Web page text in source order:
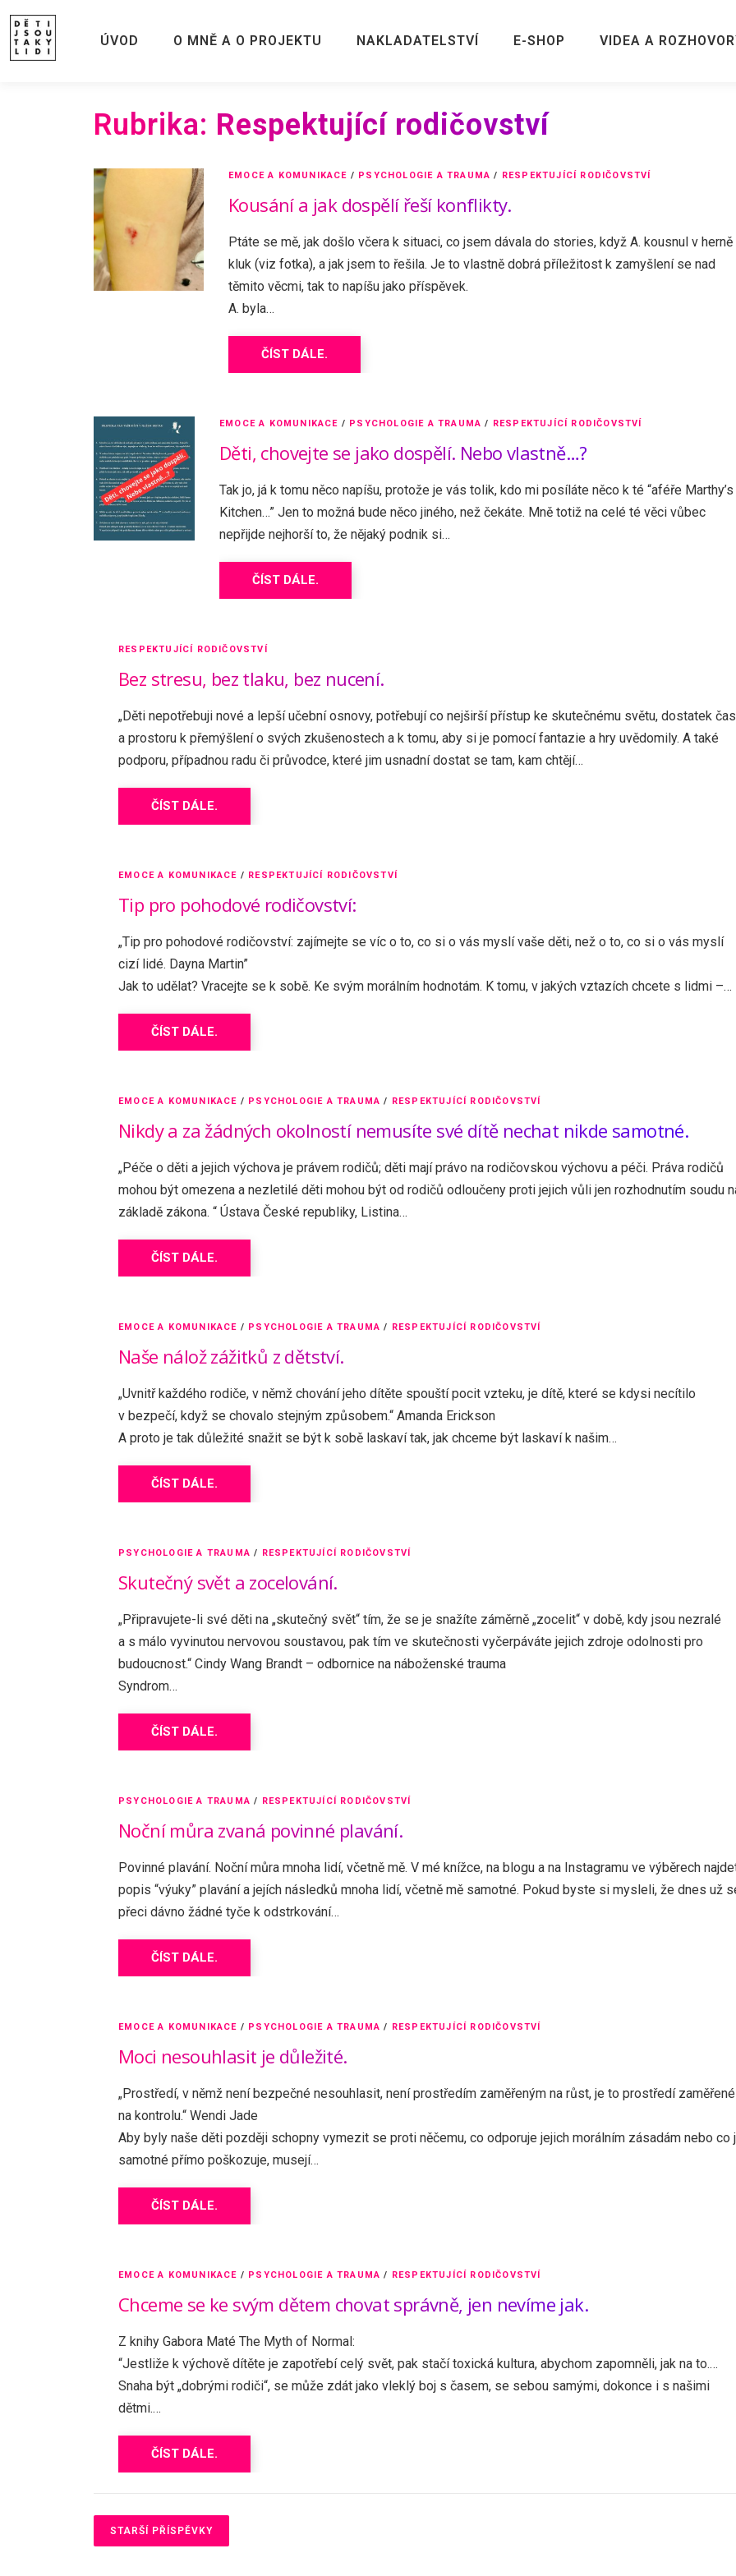
content
ÚVOD O MNĚ A O PROJEKTU NAKLADATELSTVÍ E-SHOP VIDEA A
Rubrika: Respektující rodičovství
EMOCE A KOMUNIKACE / PSYCHOLOGIE A TRAUMA / RESPEKTUJÍCÍ RODIČOVSTVÍ
Kousání a jak dospělí řeší konflikty.
Ptáte se mě, jak došlo včera k situaci, co jsem dávala do stories, když A. kousnul v herně
kluk (viz fotka), a jak jsem to řešila. Je to vlastně dobrá příležitost k zamyšlení se nad
těmito věcmi, tak to napíšu jako příspěvek.
A. byla…
ČÍST DÁLE.
EMOCE A KOMUNIKACE / PSYCHOLOGIE A TRAUMA / RESPEKTUJÍCÍ RODIČOVSTVÍ
Děti, chovejte se jako dospělí. Nebo vlastně…?
Tak jo, já k tomu něco napíšu, protože je vás tolik, kdo mi posíláte něco k té “aféře Marthy’s
Kitchen…” Jen to možná bude něco jiného, než čekáte. Mně totiž na celé té věci vůbec
nepřijde nejhorší to, že nějaký podnik si…
ČÍST DÁLE.
RESPEKTUJÍCÍ RODIČOVSTVÍ
Bez stresu, bez tlaku, bez nucení.
„Děti nepotřebuji nové a lepší učební osnovy, potřebují co nejširší přístup ke skutečnému světu, dostatek
a prostoru k přemýšlení o svých zkušenostech a k tomu, aby si je pomocí fantazie a hry uvědomily. A také
podporu, případnou radu či průvodce, které jim usnadní dostat se tam, kam chtějí…
ČÍST DÁLE.
EMOCE A KOMUNIKACE / RESPEKTUJÍCÍ RODIČOVSTVÍ
Tip pro pohodové rodičovství:
„Tip pro pohodové rodičovství: zajímejte se víc o to, co si o vás myslí vaše děti, než o to, co si o vás myslí
cizí lidé. Dayna Martin”
Jak to udělat? Vracejte se k sobě. Ke svým morálním hodnotám. K tomu, v jakých vztazích chcete s lidmi –…
ČÍST DÁLE.
EMOCE A KOMUNIKACE / PSYCHOLOGIE A TRAUMA / RESPEKTUJÍCÍ RODIČOVSTVÍ
Nikdy a za žádných okolností nemusíte své dítě nechat nikde samotné.
„Péče o děti a jejich výchova je právem rodičů; děti mají právo na rodičovskou výchovu a péči. Práva rodičů
mohou být omezena a nezletilé děti mohou být od rodičů odloučeny proti jejich vůli jen rozhodnutím soudu
základě zákona. “ Ústava České republiky, Listina…
ČÍST DÁLE.
EMOCE A KOMUNIKACE / PSYCHOLOGIE A TRAUMA / RESPEKTUJÍCÍ RODIČOVSTVÍ
Naše nálož zážitků z dětství.
„Uvnitř každého rodiče, v němž chování jeho dítěte spouští pocit vzteku, je dítě, které se kdysi necítilo
v bezpečí, když se chovalo stejným způsobem.“ Amanda Erickson
A proto je tak důležité snažit se být k sobě laskaví tak, jak chceme být laskaví k našim…
ČÍST DÁLE.
PSYCHOLOGIE A TRAUMA / RESPEKTUJÍCÍ RODIČOVSTVÍ
Skutečný svět a zocelování.
„Připravujete-li své děti na „skutečný svět“ tím, že se je snažíte záměrně „zocelit“ v době, kdy jsou nezralé
a s málo vyvinutou nervovou soustavou, pak tím ve skutečnosti vyčerpáváte jejich zdroje odolnosti pro
budoucnost.“ Cindy Wang Brandt – odbornice na náboženské trauma
Syndrom…
ČÍST DÁLE.
PSYCHOLOGIE A TRAUMA / RESPEKTUJÍCÍ RODIČOVSTVÍ
Noční můra zvaná povinné plavání.
Povinné plavání. Noční můra mnoha lidí, včetně mě. V mé knížce, na blogu a na Instagramu ve výběrech
popis “výuky” plavání a jejích následků mnoha lidí, včetně mě samotné. Pokud byste si mysleli, že dnes už
přeci dávno žádné tyče k odstrkování…
ČÍST DÁLE.
EMOCE A KOMUNIKACE / PSYCHOLOGIE A TRAUMA / RESPEKTUJÍCÍ RODIČOVSTVÍ
Moci nesouhlasit je důležité.
„Prostředí, v němž není bezpečné nesouhlasit, není prostředím zaměřeným na růst, je to prostředí zaměřené
na kontrolu.“ Wendi Jade
Aby byly naše děti později schopny vymezit se proti něčemu, co odporuje jejich morálním zásadám nebo co
samotné přímo poškozuje, musejí…
ČÍST DÁLE.
EMOCE A KOMUNIKACE / PSYCHOLOGIE A TRAUMA / RESPEKTUJÍCÍ RODIČOVSTVÍ
Chceme se ke svým dětem chovat správně, jen nevíme jak.
Z knihy Gabora Maté The Myth of Normal:
“Jestliže k výchově dítěte je zapotřebí celý svět, pak stačí toxická kultura, abychom zapomněli, jak na to.…
Snaha být „dobrými rodiči“, se může zdát jako vleklý boj s časem, se sebou samými, dokonce i s našimi
dětmi.…
ČÍST DÁLE.
N
a STARŠÍ PŘÍSPĚVKY